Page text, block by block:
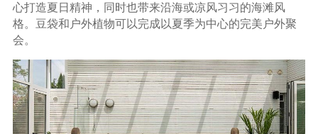
心打造夏日精神，同时也带来沿海或凉风习习的海滩风
格。豆袋和户外植物可以完成以夏季为中心的完美户外聚
会。